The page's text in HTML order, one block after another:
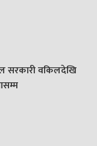
सरकारी वकिलदेखि